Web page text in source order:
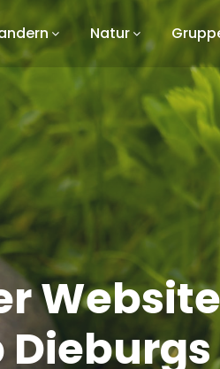
Natur